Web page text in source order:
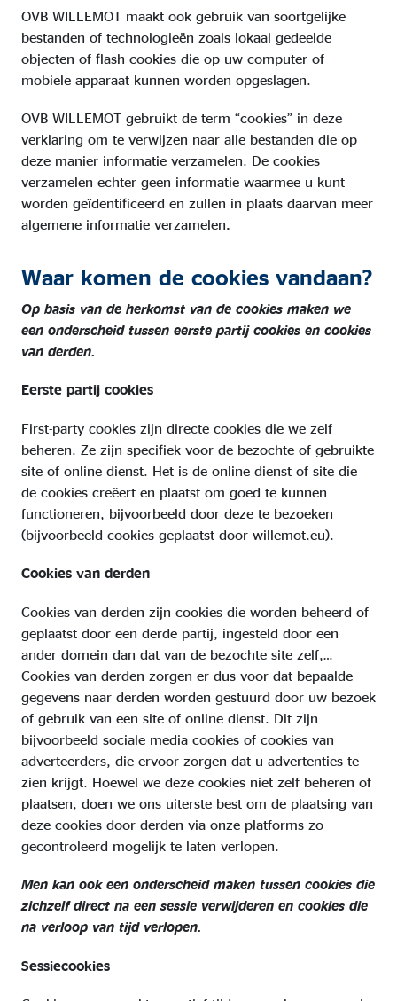
OVB WILLEMOT maakt ook gebruik van soortgelijke
bestanden of technologieën zoals lokaal gedeelde
objecten of flash cookies die op uw computer of
mobiele apparaat kunnen worden opgeslagen.
OVB WILLEMOT gebruikt de term “cookies” in deze
verklaring om te verwijzen naar alle bestanden die op
deze manier informatie verzamelen. De cookies
verzamelen echter geen informatie waarmee u kunt
worden geïdentificeerd en zullen in plaats daarvan meer
algemene informatie verzamelen.
Waar komen de cookies vandaan?
Op basis van de herkomst van de cookies maken we
een onderscheid tussen eerste partij cookies en cookies
van derden.
Eerste partij cookies
First-party cookies zijn directe cookies die we zelf
beheren. Ze zijn specifiek voor de bezochte of gebruikte
site of online dienst. Het is de online dienst of site die
de cookies creëert en plaatst om goed te kunnen
functioneren, bijvoorbeeld door deze te bezoeken
(bijvoorbeeld cookies geplaatst door willemot.eu).
Cookies van derden
Cookies van derden zijn cookies die worden beheerd of
geplaatst door een derde partij, ingesteld door een
ander domein dan dat van de bezochte site zelf,…
Cookies van derden zorgen er dus voor dat bepaalde
gegevens naar derden worden gestuurd door uw bezoek
of gebruik van een site of online dienst. Dit zijn
bijvoorbeeld sociale media cookies of cookies van
adverteerders, die ervoor zorgen dat u advertenties te
zien krijgt. Hoewel we deze cookies niet zelf beheren of
plaatsen, doen we ons uiterste best om de plaatsing van
deze cookies door derden via onze platforms zo
gecontroleerd mogelijk te laten verlopen.
Men kan ook een onderscheid maken tussen cookies die
zichzelf direct na een sessie verwijderen en cookies die
na verloop van tijd verlopen.
Sessiecookies